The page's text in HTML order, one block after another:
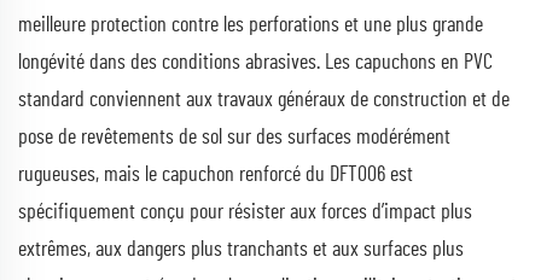
meilleure protection contre les perforations et une plus grande
longévité dans des conditions abrasives. Les capuchons en PVC
standard conviennent aux travaux généraux de construction et de
pose de revêtements de sol sur des surfaces modérément
rugueuses, mais le capuchon renforcé du DFT006 est
spécifiquement conçu pour résister aux forces d’impact plus
extrêmes, aux dangers plus tranchants et aux surfaces plus